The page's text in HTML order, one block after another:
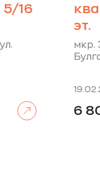
5/16
эт.
мкр.
6